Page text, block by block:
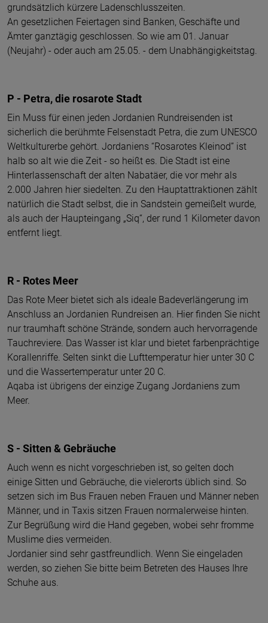
grundsätzlich kürzere Ladenschlusszeiten.
An gesetzlichen Feiertagen sind Banken, Geschäfte und
Ämter ganztägig geschlossen. So wie am 01. Januar
(Neujahr) - oder auch am 25.05. - dem Unabhängigkeitstag.
P - Petra, die rosarote Stadt
Ein Muss für einen jeden Jordanien Rundreisenden ist
sicherlich die berühmte Felsenstadt Petra, die zum UNESCO
Weltkulturerbe gehört. Jordaniens “Rosarotes Kleinod” ist
halb so alt wie die Zeit - so heißt es. Die Stadt ist eine
Hinterlassenschaft der alten Nabatäer, die vor mehr als
2.000 Jahren hier siedelten. Zu den Hauptattraktionen zählt
natürlich die Stadt selbst, die in Sandstein gemeißelt wurde,
als auch der Haupteingang „Siq“, der rund 1 Kilometer davon
entfernt liegt.
R - Rotes Meer
Das Rote Meer bietet sich als ideale Badeverlängerung im
Anschluss an Jordanien Rundreisen an. Hier finden Sie nicht
nur traumhaft schöne Strände, sondern auch hervorragende
Tauchreviere. Das Wasser ist klar und bietet farbenprächtige
Korallenriffe. Selten sinkt die Lufttemperatur hier unter 30 C
und die Wassertemperatur unter 20 C.
Aqaba ist übrigens der einzige Zugang Jordaniens zum
Meer.
S - Sitten & Gebräuche
Auch wenn es nicht vorgeschrieben ist, so gelten doch
einige Sitten und Gebräuche, die vielerorts üblich sind. So
setzen sich im Bus Frauen neben Frauen und Männer neben
Männer, und in Taxis sitzen Frauen normalerweise hinten.
Zur Begrüßung wird die Hand gegeben, wobei sehr fromme
Muslime dies vermeiden.
Jordanier sind sehr gastfreundlich. Wenn Sie eingeladen
werden, so ziehen Sie bitte beim Betreten des Hauses Ihre
Schuhe aus.